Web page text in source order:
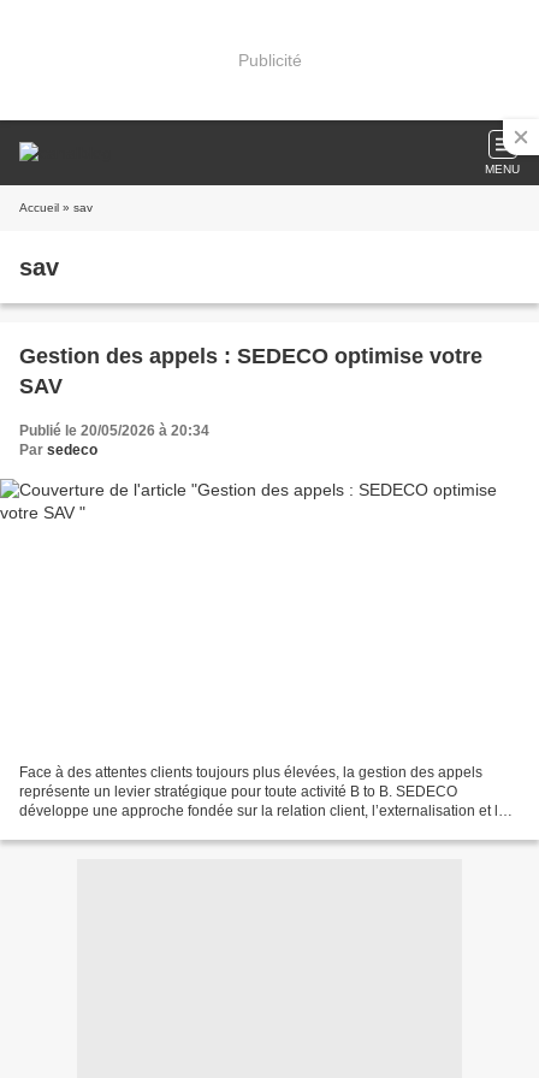
Publicité
MENU
Accueil » sav
sav
Gestion des appels : SEDECO optimise votre
SAV
Publié le 20/05/2026 à 20:34
Par sedeco
Face à des attentes clients toujours plus élevées, la gestion des appels
représente un levier stratégique pour toute activité B to B. SEDECO
développe une approche fondée sur la relation client, l’externalisation et la